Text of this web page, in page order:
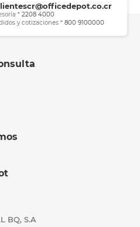
*2208 4000
y cotizaciones *800 9100000
BQ, S.A